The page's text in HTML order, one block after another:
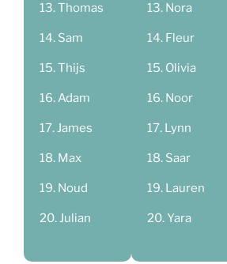
Thomas
Sam
Thijs
Adam
James
Max
Noud
Julian
Nora
Fleur
Olivia
Noor
Lynn
Saar
Lauren
Yara